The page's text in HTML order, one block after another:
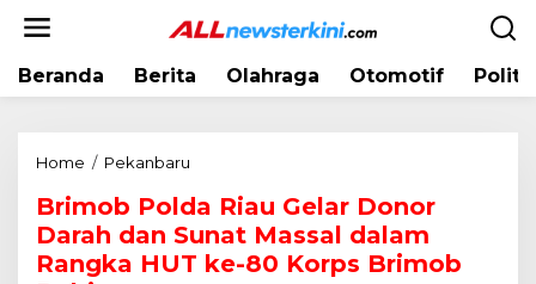
Beranda Berita Olahraga Otomotif
Home / Pekanbaru
i
m
o
Brimob Polda Riau Gelar Donor
Darah dan Sunat Massal dalam
Rangka HUT ke-80 Korps Brimob